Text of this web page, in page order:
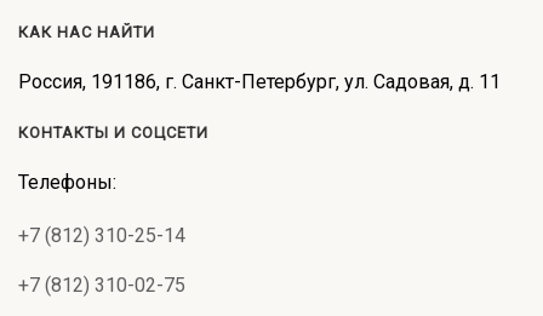
КАК НАС НАЙТИ
Россия, 191186, г. Санкт-Петербург, ул. Садовая, д. 11
КОНТАКТЫ И СОЦСЕТИ
Телефоны:
+7 (812) 310-25-14
+7 (812) 310-02-75